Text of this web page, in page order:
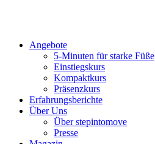
Angebote
5-Minuten für starke Füße
Einstiegskurs
Kompaktkurs
Präsenzkurs
Erfahrungsberichte
Über Uns
Über stepintomove
Presse